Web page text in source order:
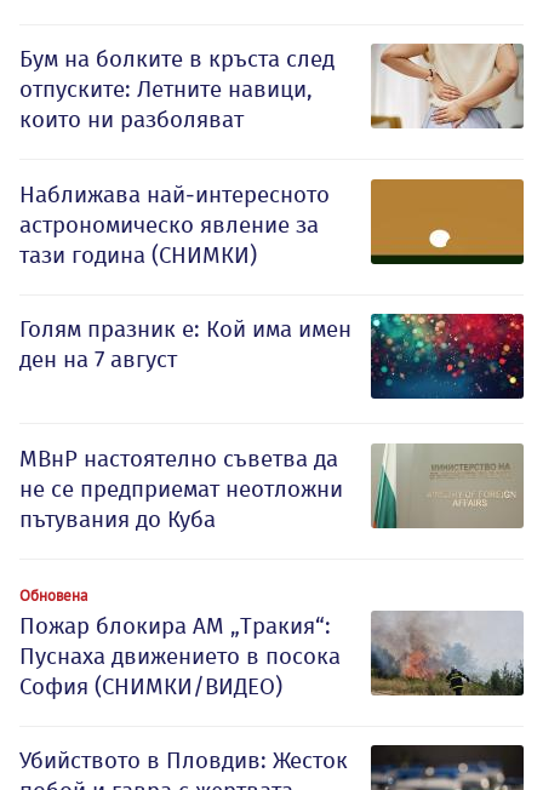
Бум на болките в кръста след
отпуските: Летните навици,
които ни разболяват
Наближава най-интересното
астрономическо явление за
тази година (СНИМКИ)
Голям празник е: Кой има имен
ден на 7 август
МВнР настоятелно съветва да
не се предприемат неотложни
пътувания до Куба
Обновена
Пожар блокира АМ „Тракия“:
Пуснаха движението в посока
София (СНИМКИ/ВИДЕО)
Убийството в Пловдив: Жесток